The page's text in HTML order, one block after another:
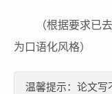
（根据要求已
为口语化风格）
温馨提示：论文写